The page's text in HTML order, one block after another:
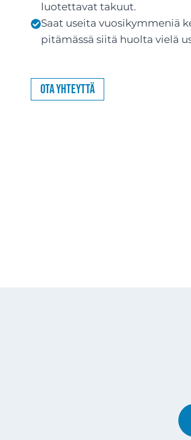
luotettavat takuut.
Saat useita vuosikymmeniä
pitämässä siitä huolta vielä
Ota yhteyttä